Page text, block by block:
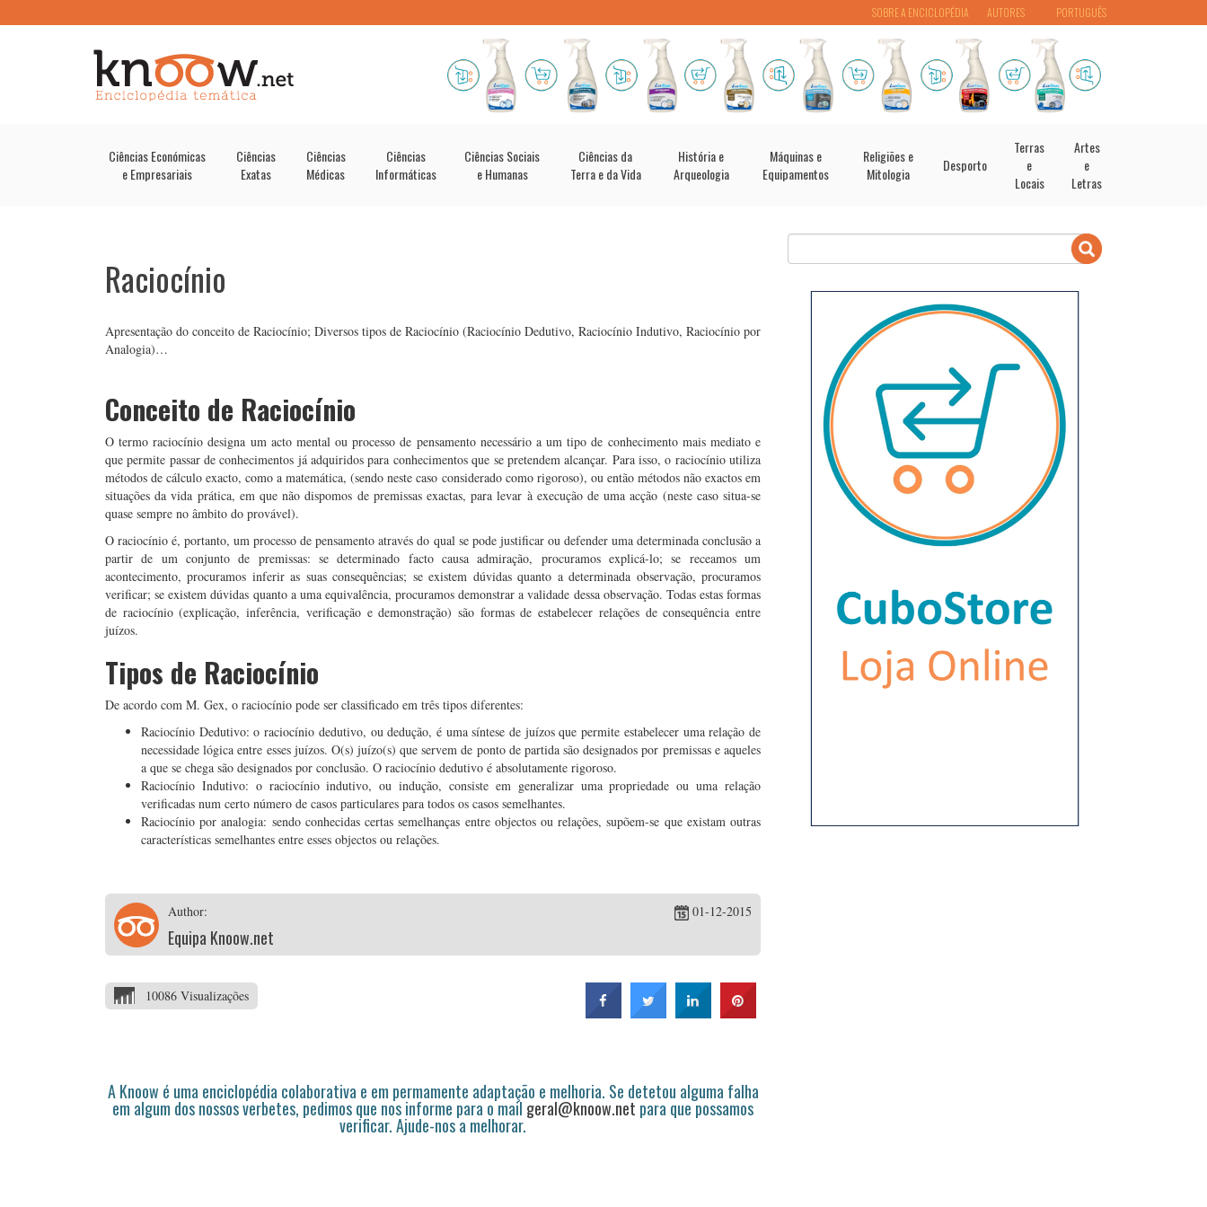
PORTUGUÊS
SOBRE A ENCICLOPÉDIA AUTORES
Ciências Económicas
e Empresariais
Ciências
Exatas
Ciências
Médicas
Ciências
Informáticas
Ciências Sociais
e Humanas
Ciências da
Terra e da Vida
História e
Arqueologia
Máquinas e
Equipamentos
Religiões e
Mitologia
Desporto
Terras
e
Locais
Artes
e
Letras
Raciocínio
Apresentação do conceito de Raciocínio; Diversos tipos de Raciocínio (Raciocínio Dedutivo, Raciocínio Indutivo, Raciocínio por
Analogia)…
Conceito de Raciocínio
O termo raciocínio designa um acto mental ou processo de pensamento necessário a um tipo de conhecimento mais mediato e
que permite passar de conhecimentos já adquiridos para conhecimentos que se pretendem alcançar. Para isso, o raciocínio utiliza
métodos de cálculo exacto, como a matemática, (sendo neste caso considerado como rigoroso), ou então métodos não exactos em
situações da vida prática, em que não dispomos de premissas exactas, para levar à execução de uma acção (neste caso situa-se
quase sempre no âmbito do provável).
O raciocínio é, portanto, um processo de pensamento através do qual se pode justificar ou defender uma determinada conclusão a
partir de um conjunto de premissas: se determinado facto causa admiração, procuramos explicá-lo; se receamos um
acontecimento, procuramos inferir as suas consequências; se existem dúvidas quanto a determinada observação, procuramos
verificar; se existem dúvidas quanto a uma equivalência, procuramos demonstrar a validade dessa observação. Todas estas formas
de raciocínio (explicação, inferência, verificação e demonstração) são formas de estabelecer relações de consequência entre
juízos.
Tipos de Raciocínio
De acordo com M. Gex, o raciocínio pode ser classificado em três tipos diferentes:
Raciocínio Dedutivo: o raciocínio dedutivo, ou dedução, é uma síntese de juízos que permite estabelecer uma relação de
necessidade lógica entre esses juízos. O(s) juízo(s) que servem de ponto de partida são designados por premissas e aqueles
a que se chega são designados por conclusão. O raciocínio dedutivo é absolutamente rigoroso.
Raciocínio Indutivo: o raciocínio indutivo, ou indução, consiste em generalizar uma propriedade ou uma relação
verificadas num certo número de casos particulares para todos os casos semelhantes.
Raciocínio por analogia: sendo conhecidas certas semelhanças entre objectos ou relações, supõem-se que existam outras
características semelhantes entre esses objectos ou relações.
Author:
Equipa Knoow.net
01-12-2015
10086 Visualizações
A Knoow é uma enciclopédia colaborativa e em permamente adaptação e melhoria. Se detetou alguma falha
em algum dos nossos verbetes, pedimos que nos informe para o mail geral@knoow.net para que possamos
verificar. Ajude-nos a melhorar.